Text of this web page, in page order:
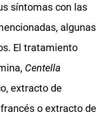
síntomas con las
algunas
El tratamiento
Centella
extracto de
o extracto de